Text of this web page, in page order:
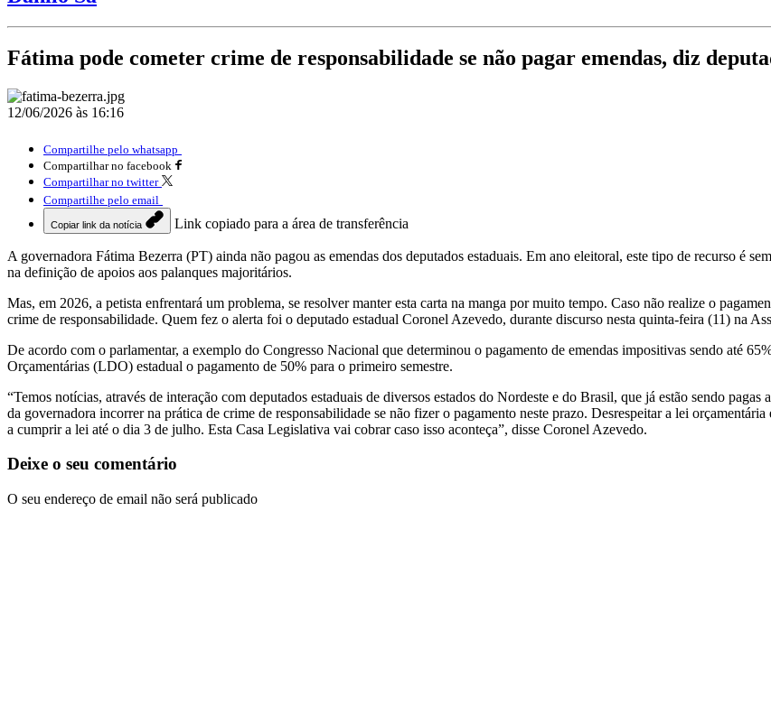
Fátima pode cometer crime de responsabilidade se não pagar emendas, diz
12/06/2026 às 16:16
Compartilhe pelo whatsapp
Compartilhar no facebook
Compartilhar no twitter
Compartilhe pelo email
Copiar link da notícia Link copiado para a área de transferência
A governadora Fátima Bezerra (PT) ainda não pagou as emendas dos deputados estaduais. Em ano eleitoral, este tipo de recurso é
na definição de apoios aos palanques majoritários.
Mas, em 2026, a petista enfrentará um problema, se resolver manter esta carta na manga por muito tempo. Caso não realize o
crime de responsabilidade. Quem fez o alerta foi o deputado estadual Coronel Azevedo, durante discurso nesta quinta-feira (11) na
De acordo com o parlamentar, a exemplo do Congresso Nacional que determinou o pagamento de emendas impositivas sendo até
Orçamentárias (LDO) estadual o pagamento de 50% para o primeiro semestre.
“Temos notícias, através de interação com deputados estaduais de diversos estados do Nordeste e do Brasil, que já estão sendo
da governadora incorrer na prática de crime de responsabilidade se não fizer o pagamento neste prazo. Desrespeitar a lei
a cumprir a lei até o dia 3 de julho. Esta Casa Legislativa vai cobrar caso isso aconteça”, disse Coronel Azevedo.
Deixe o seu comentário
O seu endereço de email não será publicado